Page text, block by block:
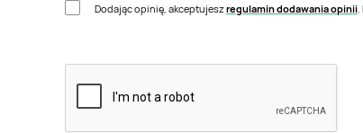
Dodając opinię, akceptujeszregulamin dodawania opinii